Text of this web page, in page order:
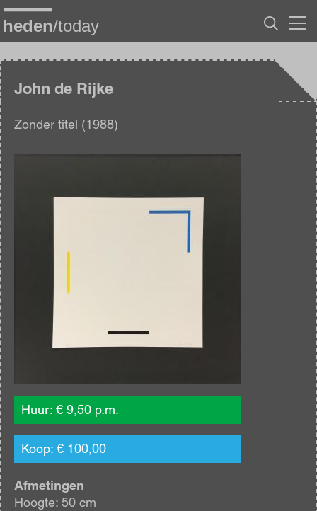
Overslaan
en
naar
inhoud
gaanJohn de Rijke
Zonder titel (1988)
Huur: € 9,50 p.m.
Koop: € 100,00
Afmetingen
Hoogte: 50 cm